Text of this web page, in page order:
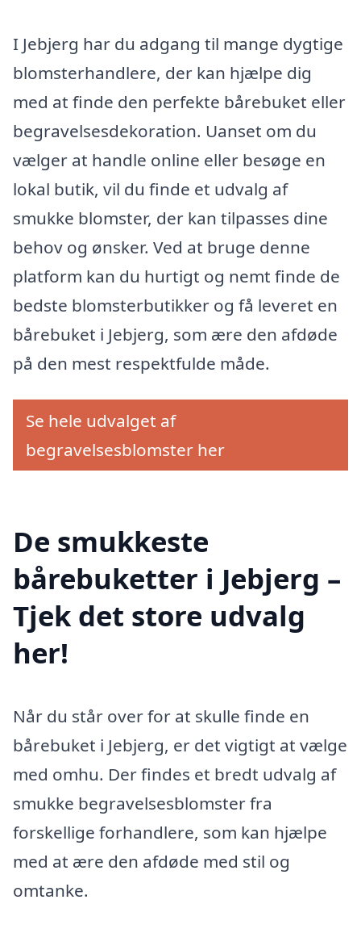
I Jebjerg har du adgang til mange dygtige
blomsterhandlere, der kan hjælpe dig
med at finde den perfekte bårebuket eller
begravelsesdekoration. Uanset om du
vælger at handle online eller besøge en
lokal butik, vil du finde et udvalg af
smukke blomster, der kan tilpasses dine
behov og ønsker. Ved at bruge denne
platform kan du hurtigt og nemt finde de
bedste blomsterbutikker og få leveret en
bårebuket i Jebjerg, som ære den afdøde
på den mest respektfulde måde.
Se hele udvalget af
begravelsesblomster her
De smukkeste
bårebuketter i Jebjerg –
Tjek det store udvalg
her!
Når du står over for at skulle finde en
bårebuket i Jebjerg, er det vigtigt at vælge
med omhu. Der findes et bredt udvalg af
smukke begravelsesblomster fra
forskellige forhandlere, som kan hjælpe
med at ære den afdøde med stil og
omtanke.